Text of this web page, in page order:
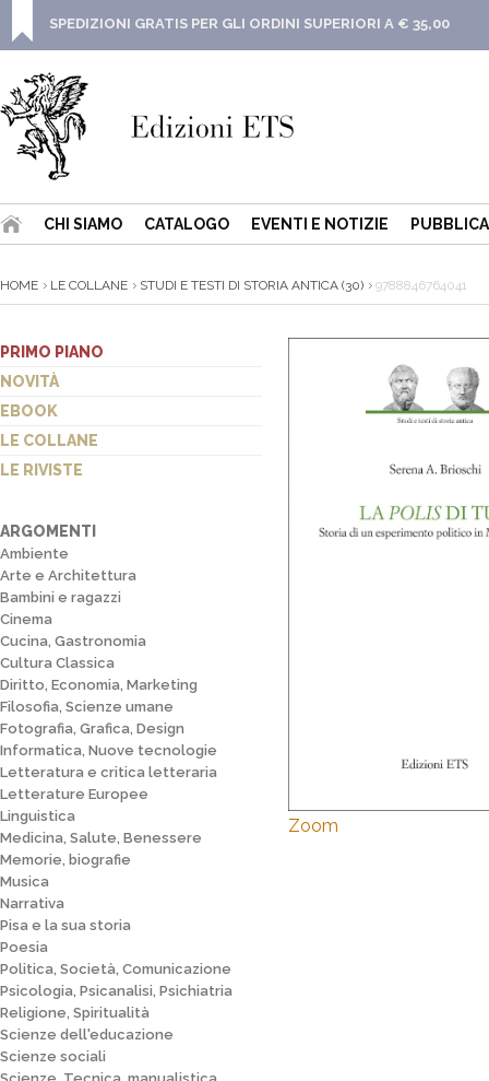
SPEDIZIONI GRATIS PER GLI ORDINI SUPERIORI A € 35,00
CHI SIAMO CATALOGO EVENTI E NOTIZIE
HOME LE COLLANE STUDI E TESTI DI STORIA ANTICA (30) 9788846764041
PRIMO PIANO
NOVITÀ
EBOOK
LE COLLANE
LE RIVISTE
ARGOMENTI
Ambiente
Arte e Architettura
Bambini e ragazzi
Cinema
Cucina, Gastronomia
Cultura Classica
Diritto, Economia, Marketing
Filosofia, Scienze umane
Fotografia, Grafica, Design
Informatica, Nuove tecnologie
Letteratura e critica letteraria
Letterature Europee
Linguistica
Medicina, Salute, Benessere
Memorie, biografie
Musica
Narrativa
Pisa e la sua storia
Poesia
Politica, Società, Comunicazione
Psicologia, Psicanalisi, Psichiatria
Religione, Spiritualità
Scienze dell'educazione
Scienze sociali
Zoom